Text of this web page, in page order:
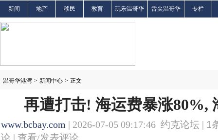
新闻 地产 移民 教育 玩乐温哥华 舌尖温哥华 专栏
温哥华港湾 > 新闻中心 > 正文
再遭打击! 海运费暴涨80%,
www.bcbay.com | 2026-07-05 09:17:46 约克论坛 | 1
论 | 查看/发表评论